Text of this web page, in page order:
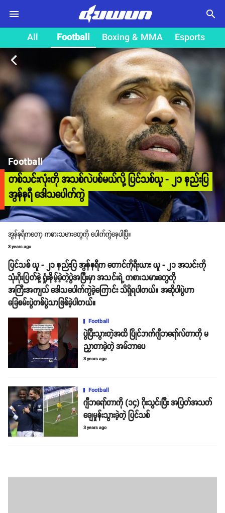
search
All Football Boxing & MMA Esports
arrow_back_ios
Football
တစ်သင်းလုံးကို အသစ်လဲပစ်မယ်လို့ ပြင်သစ်ယူ - ၂၁ နည်းပြ
အွန်နရီ ဒေါသပေါက်ကွဲ
အွန်နရီကတော့ ကစားသမားတွေကို ပေါက်ကွဲနေပါပြီ။
3 years ago
ပြင်သစ် ယူ - ၂၁ နည်းပြ အွန်နရီက တောင်ကိုရီးယား ယူ - ၂၁ အသင်းကို
သုံးဂိုးပြတ်နဲ့ ရှုံးနိမ့်ခဲ့တဲ့ပွဲအပြီးမှာ အသင်းရဲ့ ကစားသမားတွေကို
အကြီးအကျယ် ဒေါသပေါက်ကွဲခဲ့ကြောင်း သိရှိရပါတယ်။ အဆိုပါပွဲဟာ
ခြေစမ်းပွဲတစ်ပွဲသာဖြစ်ခဲ့ပါတယ်။
Football
ပွဲပြီးသွားတဲ့အထိ ပြိုင်ဘက်ဂျီဘရော်လ်တာကို မ
ညှာတာခဲ့တဲ့ အမ်ဘာပေ
3 years ago
Football
ဂျီဘရော်တာကို (၁၄) ဂိုးသွင်းပြီး အပြတ်အသတ်
ချေမှုန်းသွားခဲ့တဲ့ ပြင်သစ်
3 years ago